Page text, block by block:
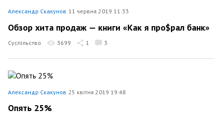
Александр Скакунов 11 червня 2019 11:33
Обзор хита продаж — книги «Как я про$рал банк»
Суспільство 3699 1 3
Александр Скакунов 25 квітня 2019 19:48
Опять 25%